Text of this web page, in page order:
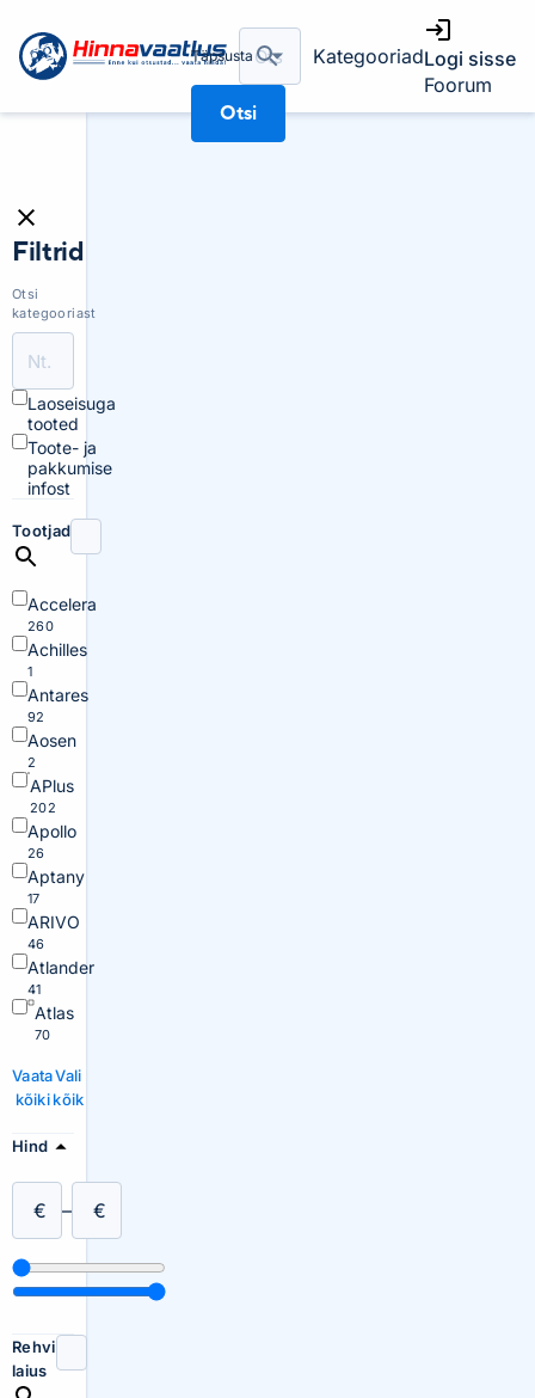
Täpsusta
Otsi
KategooriadLogi sisse
Foorum
Filtrid
Otsi
kategooriast
Laoseisuga
tooted
Toote- ja
pakkumise
infost
Tootjad
Accelera
260
Achilles
1
Antares
92
Aosen
2
APlus
202
Apollo
26
Aptany
17
ARIVO
46
Atlander
41
Atlas
70
Vaata
kõiki
Vali
kõik
Hind
€ – €
Rehvi
laius